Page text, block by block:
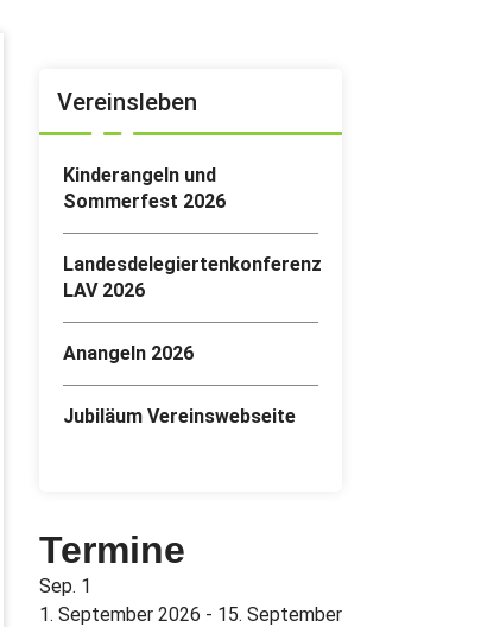
Vereinsleben
Kinderangeln und
Sommerfest 2026
Landesdelegiertenkonferenz
LAV 2026
Anangeln 2026
Jubiläum Vereinswebseite
Termine
Sep. 1
1. September 2026 - 15. September